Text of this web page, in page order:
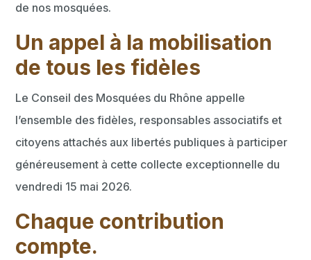
de nos mosquées.
Un appel à la mobilisation
de tous les fidèles
Le Conseil des Mosquées du Rhône appelle
l’ensemble des fidèles, responsables associatifs et
citoyens attachés aux libertés publiques à participer
généreusement à cette collecte exceptionnelle du
vendredi 15 mai 2026.
Chaque contribution
compte.